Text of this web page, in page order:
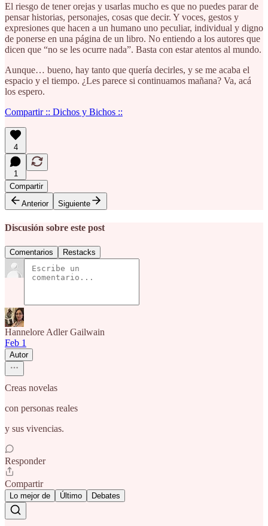
El riesgo de tener orejas y usarlas mucho es que no puedes parar de
pensar historias, personajes, cosas que decir. Y voces, gestos y
expresiones que hacen a un humano uno peculiar, individual y digno
de ponerse en una página de un libro. No entiendo a los autores que
dicen que “no se les ocurre nada”. Basta con estar atentos al mundo.
Aunque… bueno, hay tanto que quería decirles, y se me acaba el
espacio y el tiempo. ¿Les parece si continuamos mañana? Va, acá
los espero.
Compartir :: Dichos y Bichos ::
4
1
Compartir
Anterior
Siguiente
Discusión sobre este post
Comentarios Restacks
Hannelore Adler Gailwain
Feb 1
Autor
Creas novelas
con personas reales
y sus vivencias.
Responder
Compartir
Lo mejor de Último Debates